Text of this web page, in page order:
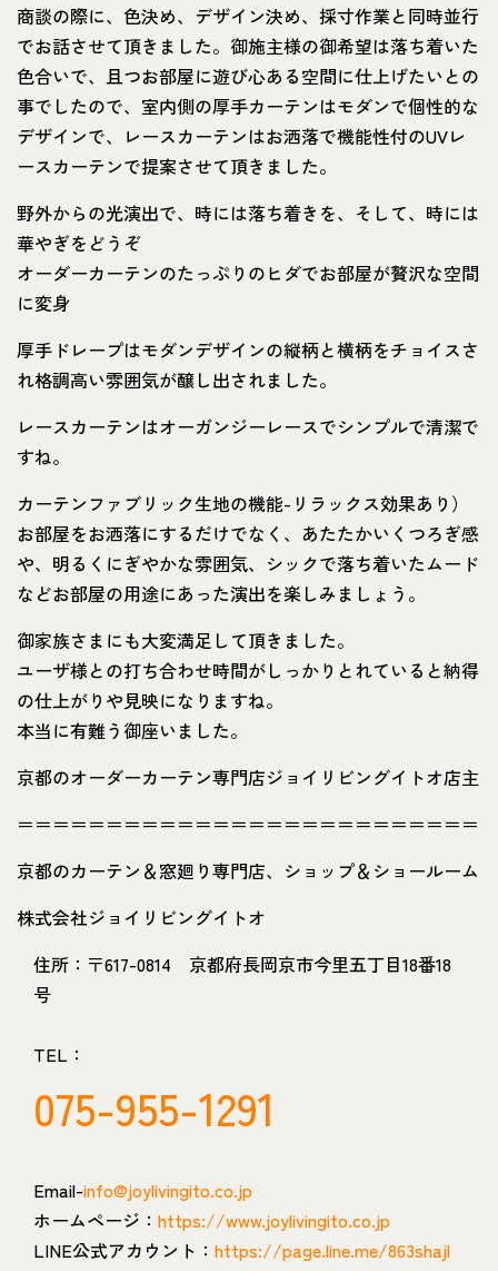
商談の際に、色決め、デザイン決め、採寸作業と同時並行
でお話させて頂きました。御施主様の御希望は落ち着いた
色合いで、且つお部屋に遊び心ある空間に仕上げたいとの
事でしたので、室内側の厚手カーテンはモダンで個性的な
デザインで、レースカーテンはお洒落で機能性付のUVレ
ースカーテンで提案させて頂きました。
野外からの光演出で、時には落ち着きを、そして、時には
華やぎをどうぞ
オーダーカーテンのたっぷりのヒダでお部屋が贅沢な空間
に変身
厚手ドレープはモダンデザインの縦柄と横柄をチョイスさ
れ格調高い雰囲気が醸し出されました。
レースカーテンはオーガンジーレースでシンプルで清潔で
すね。
カーテンファブリック生地の機能-リラックス効果あり）
お部屋をお洒落にするだけでなく、あたたかいくつろぎ感
や、明るくにぎやかな雰囲気、シックで落ち着いたムード
などお部屋の用途にあった演出を楽しみましょう。
御家族さまにも大変満足して頂きました。
ユーザ様との打ち合わせ時間がしっかりとれていると納得
の仕上がりや見映になりますね。
本当に有難う御座いました。
京都のオーダーカーテン専門店ジョイリビングイトオ店主
＝＝＝＝＝＝＝＝＝＝＝＝＝＝＝＝＝＝＝＝＝＝＝＝＝＝
京都のカーテン＆窓廻り専門店、ショップ＆ショールーム
株式会社ジョイリビングイトオ
住所：〒617-0814 京都府長岡京市今里五丁目18番18
号
TEL：
075-955-1291
Email-info@joylivingito.co.jp
ホームページ： https://www.joylivingito.co.jp
LINE公式アカウント： https://page.line.me/863shajl